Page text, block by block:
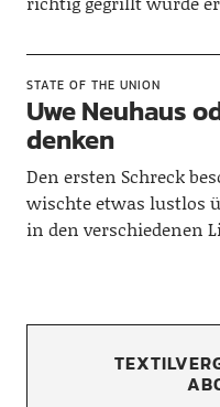
STATE OF THE UNION
Uwe Neuhaus
denken
Den ersten Schreck
wischte etwas lustlos
in den verschiedenen